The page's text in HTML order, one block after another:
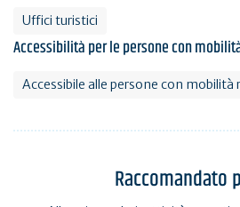
Uffici turistici
Accessibilità per le persone con
Accessibile alle persone con mobilità
Raccomandato